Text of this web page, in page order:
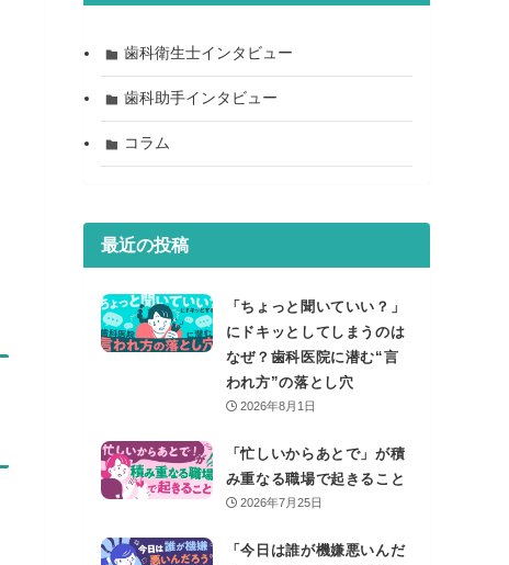
歯科衛生士インタビュー
歯科助手インタビュー
コラム
最近の投稿
「ちょっと聞いていい？」
にドキッとしてしまうのは
なぜ？歯科医院に潜む“言
われ方”の落とし穴
2026年8月1日
「忙しいからあとで」が積
み重なる職場で起きること
2026年7月25日
「今日は誰が機嫌悪いんだ